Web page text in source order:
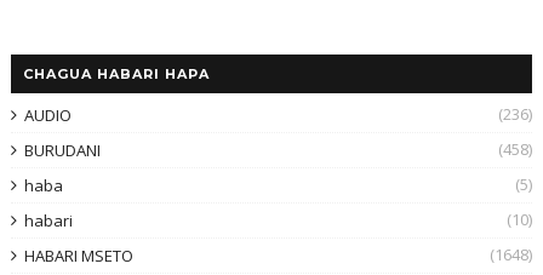
CHAGUA HABARI HAPA
AUDIO
(236)
BURUDANI
(458)
haba
(5)
habari
(10)
HABARI MSETO
(1648)